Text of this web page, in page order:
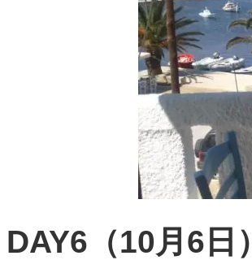
DAY6（10月6日）